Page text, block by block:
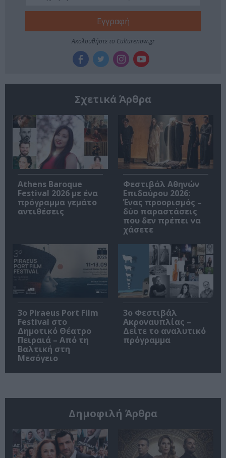
Ακολουθήστε το Culturenow.gr
Σχετικά Άρθρα
Athens Baroque
Festival 2026 με ένα
πρόγραμμα γεμάτο
αντιθέσεις
Φεστιβάλ Αθηνών
Επιδαύρου 2026:
Ένας προορισμός –
δύο παραστάσεις
που δεν πρέπει να
χάσετε
3o Piraeus Port Film
Festival στο
Δημοτικό Θέατρο
Πειραιά – Από τη
Βαλτική στη
Μεσόγειο
3ο Φεστιβάλ
Ακροναυπλίας –
Δείτε το αναλυτικό
πρόγραμμα
Δημοφιλή Άρθρα